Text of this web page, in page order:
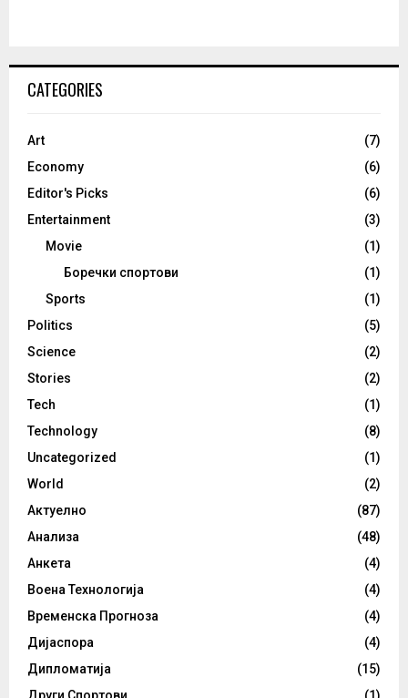
CATEGORIES
Art
(7)
Economy
(6)
Editor's Picks
(6)
Entertainment
(3)
Movie
(1)
Боречки спортови
(1)
Sports
(1)
Politics
(5)
Science
(2)
Stories
(2)
Tech
(1)
Technology
(8)
Uncategorized
(1)
World
(2)
Актуелно
(87)
Анализа
(48)
Анкета
(4)
Воена Технологија
(4)
Временска Прогноза
(4)
Дијаспора
(4)
Дипломатија
(15)
Други Спортови
(1)